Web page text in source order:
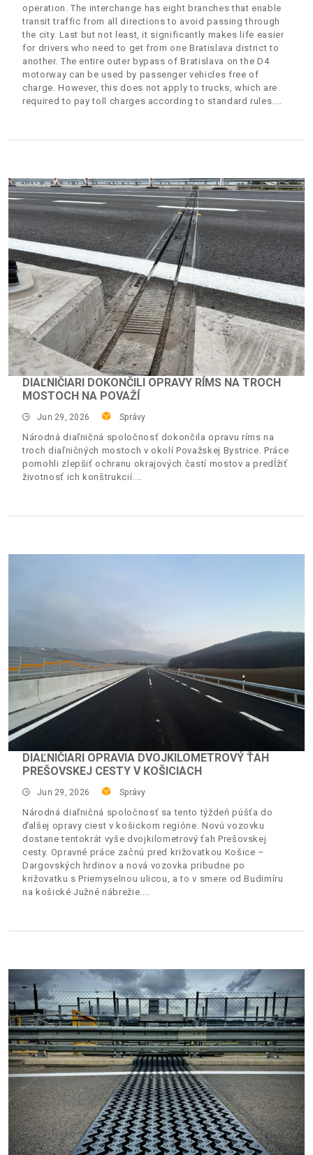
operation. The interchange has eight branches that enable
transit traffic from all directions to avoid passing through
the city. Last but not least, it significantly makes life easier
for drivers who need to get from one Bratislava district to
another. The entire outer bypass of Bratislava on the D4
motorway can be used by passenger vehicles free of
charge. However, this does not apply to trucks, which are
required to pay toll charges according to standard rules.
DIAĽNIČIARI DOKONČILI OPRAVY RÍMS NA TROCH
MOSTOCH NA POVAŽÍ
Jun 29, 2026 Správy
Národná diaľničná spoločnosť dokončila opravu ríms na
troch diaľničných mostoch v okolí Považskej Bystrice. Práce
pomohli zlepšiť ochranu okrajových častí mostov a predĺžiť
životnosť ich konštrukcií.
DIAĽNIČIARI OPRAVIA DVOJKILOMETROVÝ ŤAH
PREŠOVSKEJ CESTY V KOŠICIACH
Jun 29, 2026 Správy
Národná diaľničná spoločnosť sa tento týždeň púšťa do
ďalšej opravy ciest v košickom regióne. Novú vozovku
dostane tentokrát vyše dvojkilometrový ťah Prešovskej
cesty. Opravné práce začnú pred križovatkou Košice –
Dargovských hrdinov a nová vozovka pribudne po
križovatku s Priemyselnou ulicou, a to v smere od Budimíru
na košické Južné nábrežie.